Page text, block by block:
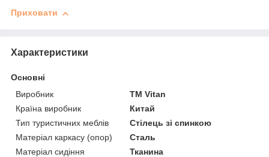
Приховати
Характеристики
Основні
Виробник
ТМ Vitan
Країна виробник
Китай
Тип туристичних меблів
Стілець зі спинкою
Матеріал каркасу (опор)
Сталь
Матеріал сидіння
Тканина